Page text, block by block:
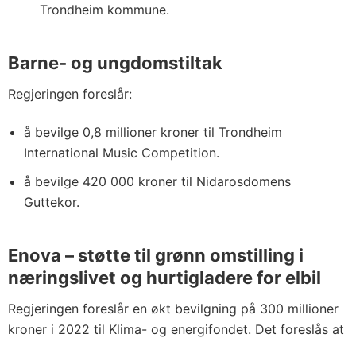
Trondheim kommune.
Barne- og ungdomstiltak
Regjeringen foreslår:
å bevilge 0,8 millioner kroner til Trondheim
International Music Competition.
å bevilge 420 000 kroner til Nidarosdomens
Guttekor.
Enova – støtte til grønn omstilling i
næringslivet og hurtigladere for elbil
Regjeringen foreslår en økt bevilgning på 300 millioner
kroner i 2022 til Klima- og energifondet. Det foreslås at